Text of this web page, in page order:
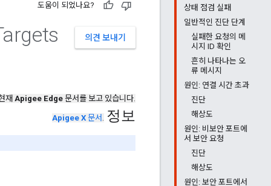
상태 점검 실패
일반적인 진단 단계
실패한 요청의 메
시지 ID 확인
흔히 나타나는 오
류 메시지
원인: 연결 시간 초과
진단
해상도
원인: 비보안 포트에
서 보안 요청
진단
해상도
원인: 보안 포트에서
도움이 되었나요?
의견 보내기
재 Apigee Edge 문서를 보고 있습니다.
Apigee X 문서 . 정보